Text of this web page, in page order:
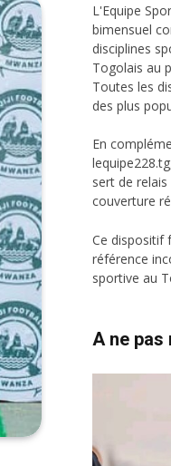
L'Equipe
bimensuel
disciplines
Togolais au
Toutes les
des plus
En
sert de
couverture
Ce dispositif
référence
sportive au
A ne pas